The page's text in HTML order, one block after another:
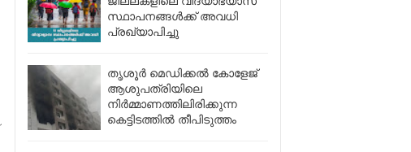
സ്ഥാപനങ്ങൾക്ക് അവധി
പ്രഖ്യാപിച്ചു
തൃശൂർ മെഡിക്കൽ കോളേജ്
ആശുപത്രിയിലെ
നിർമ്മാണത്തിലിരിക്കുന്ന
കെട്ടിടത്തിൽ തീപിടുത്തം